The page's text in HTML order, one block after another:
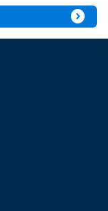
expand_circle_right